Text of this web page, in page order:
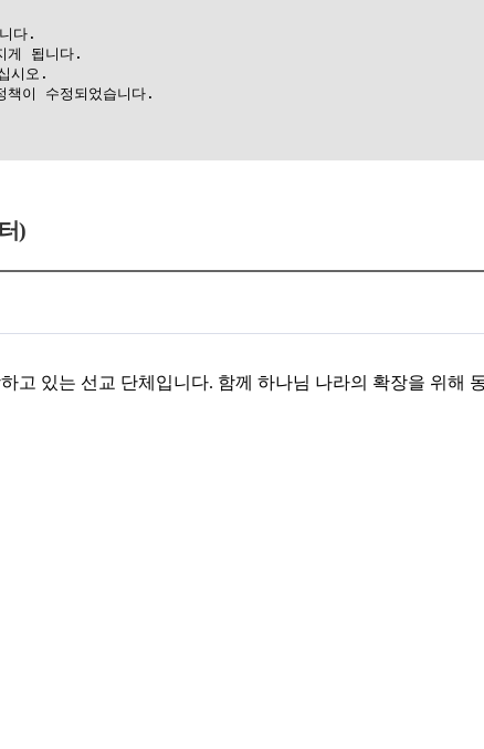
다.
게 됩니다.
시오.
이 수정되었습니다.
)
고 있는 선교 단체입니다. 함께 하나님 나라의 확장을 위해